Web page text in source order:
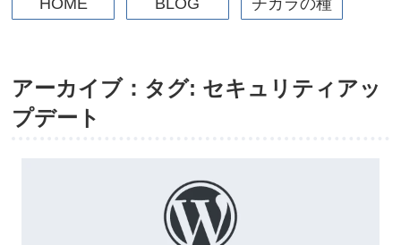
HOME BLOG チカラの種
アーカイブ：タグ: セキュリティアッ
プデート